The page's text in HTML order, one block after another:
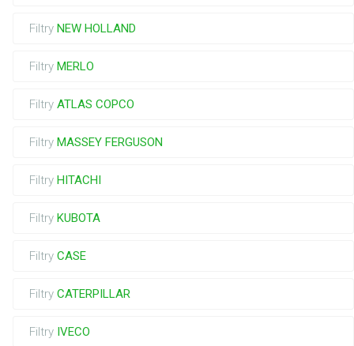
Filtry NEW HOLLAND
Filtry MERLO
Filtry ATLAS COPCO
Filtry MASSEY FERGUSON
Filtry HITACHI
Filtry KUBOTA
Filtry CASE
Filtry CATERPILLAR
Filtry IVECO